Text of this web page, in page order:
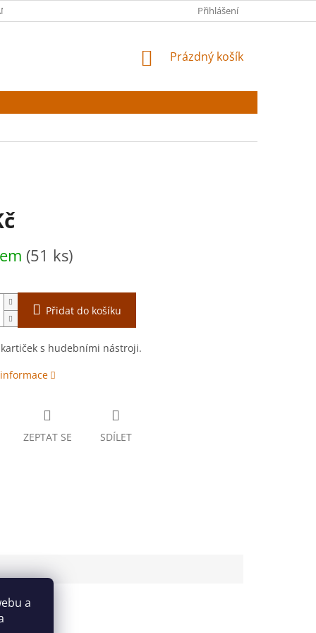
a
OSOBNÍCH ÚDAJŮ Přihlášení
NÁKUPNÍ
Prázdný košík
(51 ks)
Přidat do košíku
s hudebními nástroji.
ZEPTAT SE SDÍLET